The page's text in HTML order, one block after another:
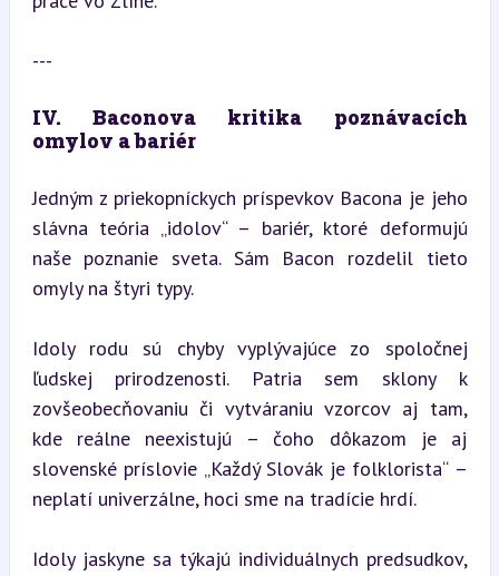
---
IV. Baconova kritika poznávacích
omylov a bariér
Jedným z priekopníckych príspevkov Bacona je jeho
slávna teória „idolov“ – bariér, ktoré deformujú
naše poznanie sveta. Sám Bacon rozdelil tieto
omyly na štyri typy.
Idoly rodu sú chyby vyplývajúce zo spoločnej
ľudskej prirodzenosti. Patria sem sklony k
zovšeobecňovaniu či vytváraniu vzorcov aj tam,
kde reálne neexistujú – čoho dôkazom je aj
slovenské príslovie „Každý Slovák je folklorista“ –
neplatí univerzálne, hoci sme na tradície hrdí.
Idoly jaskyne sa týkajú individuálnych predsudkov,